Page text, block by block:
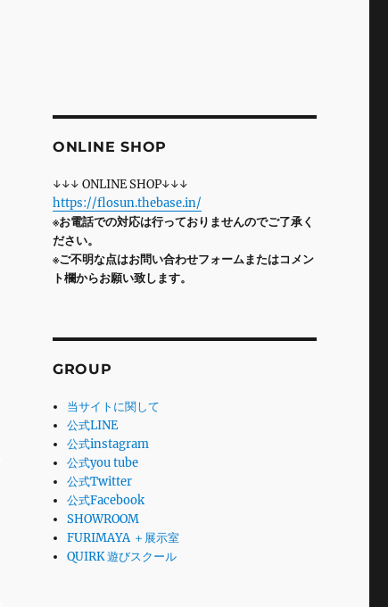
ONLINE SHOP
↓↓↓ ONLINE SHOP↓↓↓
https://flosun.thebase.in/
※お電話での対応は行っておりませんのでご了承く
ださい。
※ご不明な点はお問い合わせフォームまたはコメン
ト欄からお願い致します。
GROUP
当サイトに関して
公式LINE
公式instagram
公式you tube
公式Twitter
公式Facebook
SHOWROOM
FURIMAYA ＋展示室
QUIRK 遊びスクール